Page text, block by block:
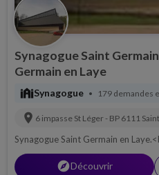
Synagogue Saint
Germain en Laye
synagogueSynagogue • 179 demandes
location_on 6 impasse St Léger - BP 6111
Synagogue Saint Germain en
explorerDécouvrir